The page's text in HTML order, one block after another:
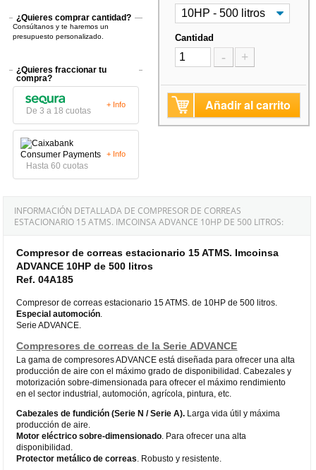
¿Quieres comprar cantidad?
Consúltanos y te haremos un
presupuesto personalizado.
¿Quieres fraccionar tu
compra?
De 3 a 18 cuotas
+ Info
Hasta 60 cuotas
+ Info
Cantidad
- +
Añadir al carrito
INFORMACIÓN DETALLADA DE COMPRESOR DE CORREAS
ESTACIONARIO 15 ATMS. IMCOINSA ADVANCE 10HP DE 500 LITROS:
Compresor de correas estacionario 15 ATMS. Imcoinsa
ADVANCE 10HP de 500 litros
Ref. 04A185
Compresor de correas estacionario 15 ATMS. de 10HP de 500 litros.
Especial automoción
Serie ADVANCE.
Compresores de correas de la Serie ADVANCE
La gama de compresores ADVANCE está diseñada para ofrecer una alta
producción de aire con el máximo grado de disponibilidad. Cabezales y
motorización sobre-dimensionada para ofrecer el máximo rendimiento
en el sector industrial, automoción, agrícola, pintura, etc.
Cabezales de fundición (Serie N / Serie A). Larga vida útil y máxima
producción de aire.
Motor eléctrico sobre-dimensionado . Para ofrecer una alta
disponibilidad.
Protector metálico de correas . Robusto y resistente.